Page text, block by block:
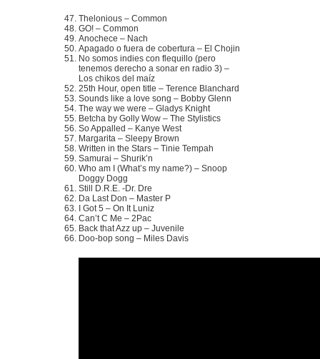
Thelonious – Common
GO! – Common
Anochece – Nach
Apagado o fuera de cobertura – El Chojin
No somos indies con flequillo (pero
tenemos derecho a sonar en radio 3) –
Los chikos del maíz
25th Hour, open title – Terence Blanchard
Sounds like a love song – Bobby Glenn
The way we were – Gladys Knight
Betcha by Golly Wow – The Stylistics
So Appalled – Kanye West
Margarita – Sleepy Brown
Written in the Stars – Tinie Tempah
Samurai – Shurik’n
Who am I (What’s my name?) – Snoop
Doggy Dogg
Still D.R.E. -Dr. Dre
Da Last Don – Master P
I Got 5 – On It Luniz
Can’t C Me – 2Pac
Back that Azz up – Juvenile
Doo-bop song – Miles Davis